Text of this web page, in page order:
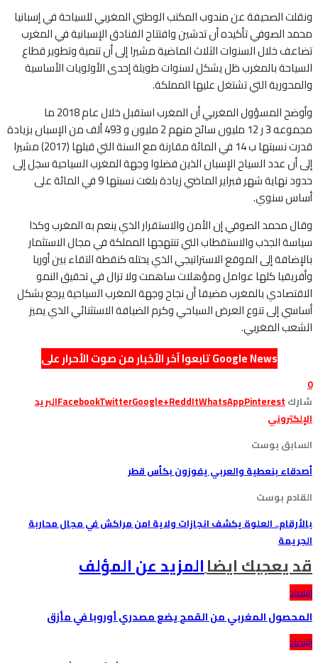
ونقلت الصحيفة عن مندوب المكتب الوطني المغربي للسياحة في إسبانيا
محمد الصوفي تأكيده أن تدشين وافتتاح الفنادق الإسبانية في المغرب
تضاعف خلال السنوات الثلاث الماضية مشيرا إلى أن تنمية وتطوير قطاع
السياحة بالمغرب ظل يشكل لسنوات طويلة إحدى الأولويات الأساسية
والمحورية التي تشتغل عليها المملكة.
وأوضح المسؤول المغربي أن المغرب استقبل خلال عام 2018 ما
مجموعه 3 ر 12 مليون سائح منهم 2 مليون و 493 ألف من الإسبان بزيادة
قدرت نسبتها ب 14 في المائة مقارنة مع السنة التي قبلها (2017) مشيرا
إلى أن عدد السياح الإسبان الذين فضلوا وجهة المغرب السياحية سجل إلى
حدود نهاية شهر فبراير الماضي زيادة بلغت نسبتها 9 في المائة على
أساس سنوي.
وقال محمد الصوفي إن الأمن والاستقرار الذي ينعم به المغرب وكذا
سياسة الجذب والاستقطاب التي تنتهجها المملكة في مجال الاستثمار
بالإضافة إلى الموقع الاستراتيجي الذي يحتله كنقطة التقاء بين أوربا
وأفريقيا كلها عوامل ومؤهلات ساهمت ولا تزال في تحقيق النمو
الاقتصادي بالمغرب مضيفا أن نجاح وجهة المغرب السياحية يرجع بشكل
أساسي إلى تنوع العرض السياحي وكرم الضيافة الاستثنائي الذي يميز
الشعب المغربي.
تابعوا آخر الأخبار من صوت الأحرار على Google News
0
شارك
FacebookTwitterGoogle+ReddItWhatsAppPinterest
البريد
الإلكتروني
السابق بوست
أصدقاء بنعطية والعربي يفوزون بكأس قطر
القادم بوست
بالأرقام.. العلوة يكشف انجازات ولاية امن مراكش في مجال محاربة
الجريمة
قد يعجبك ايضاالمزيد عن المؤلف
إقتصاد
المحصول المغربي من القمح يضع مصدري أوروبا في مأزق
إقتصاد